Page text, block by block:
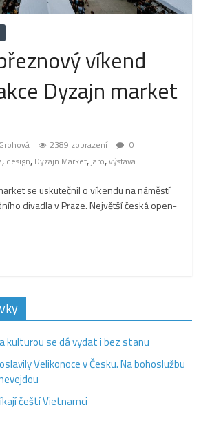
víkend
Dyzajn market
2389 zobrazení
0
, design, Dyzajn Market, jaro,výstava
se uskutečnil o víkendu na náměstí
divadla v Praze. Největší česká open-
kulturou se dá vydat i bez stanu
Velikonoce v Česku. Na bohoslužbu
čeští Vietnamci